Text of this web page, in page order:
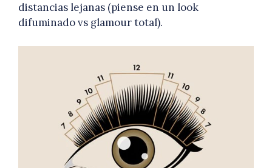
distancias lejanas (piense en un look
difuminado vs glamour total).